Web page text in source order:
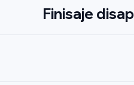
Finisaje